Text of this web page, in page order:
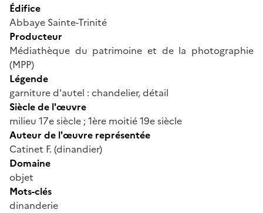
Édifice
Abbaye Sainte-Trinité
Producteur
Médiathèque du patrimoine et de la photographie
(MPP)
Légende
garniture d'autel : chandelier, détail
Siècle de l'œuvre
milieu 17e siècle ; 1ère moitié 19e siècle
Auteur de l'œuvre représentée
Catinet F. (dinandier)
Domaine
objet
Mots-clés
dinanderie